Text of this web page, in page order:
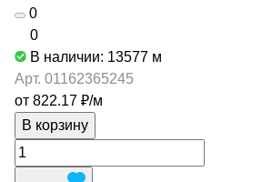
0
0
В наличии: 13577 м
Арт. 01162365245
от 822.17 ₽/м
В корзину